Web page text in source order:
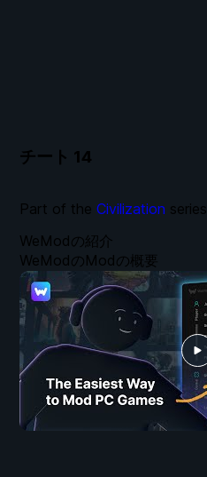
チート 14
WeModの紹介
WeModのModの概要
Part of the Civilization series